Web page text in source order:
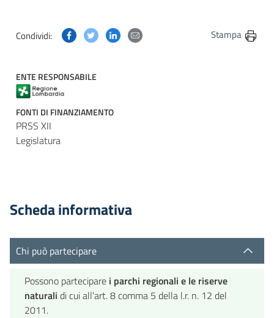
Condividi: Condividi questa pagina su Facebook
Condividi questa pagina su Twitter
Condividi questa pagina su Linkedin
Condividi questa pagina via
Stampa
ENTE RESPONSABILE
FONTI DI FINANZIAMENTO
PRSS XII
Legislatura
Scheda informativa
Chi può partecipare
Possono partecipare i parchi regionali e le riserve
naturali di cui all'art. 8 comma 5 della l.r. n. 12 del
2011.